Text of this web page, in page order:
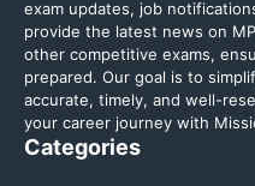
exam updates, job
provide the latest news on
other competitive exams,
prepared. Our goal is to
accurate, timely, and well-
your career journey with
Categories